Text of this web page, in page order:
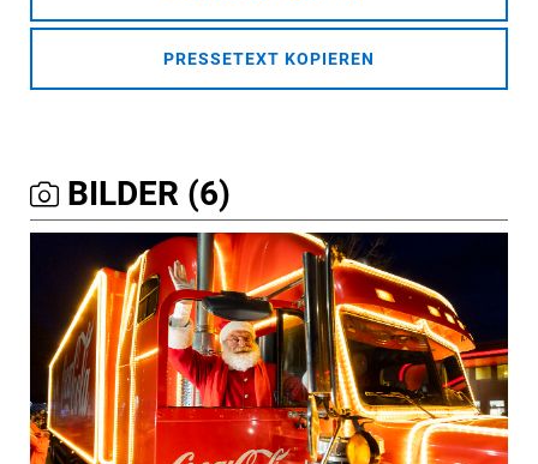
PRESSETEXT KOPIEREN
BILDER (6)